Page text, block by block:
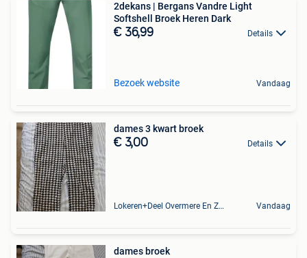
2dekans | Bergans Vandre Light
Softshell Broek Heren Dark
€ 36,99 Details
Bezoek website Vandaag
dames 3 kwart broek
€ 3,00 Details
Lokeren+Deel Overmere En Zele Vandaag
dames broek